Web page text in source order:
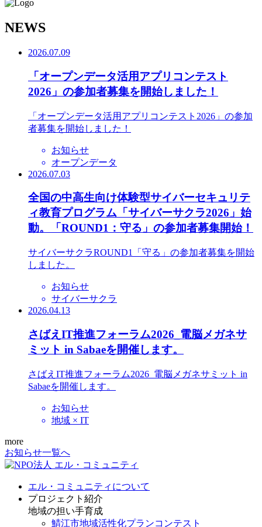
NEWS
2026.07.09
「オープンデータ活用アプリコンテスト
2026」の参加者募集を開始しました！
「オープンデータ活用アプリコンテスト2026」の参加
者募集を開始しました！
お知らせ
オープンデータ
2026.07.03
全国の中高生向け体験型サイバーセキュリテ
ィ教育プログラム「サイバーサクラ2026」始
動。「ROUND1：守る」の参加者募集開始！
サイバーサクラROUND1「守る」の参加者募集を開始
しました。
お知らせ
サイバーサクラ
2026.04.13
さばえIT推進フォーラム2026_電脳メガネサ
ミット in Sabaeを開催します。
さばえIT推進フォーラム2026_電脳メガネサミット in
Sabaeを開催します。
お知らせ
地域 × IT
more
お知らせ一覧へ
エル・コミュニティについて
プロジェクト紹介
地域の担い手育成
鯖江市地域活性化プランコンテスト